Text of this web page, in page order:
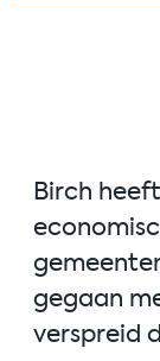
Birch
gegaan
verspreid